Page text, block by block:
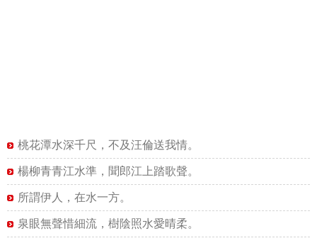
桃花潭水深千尺，不及汪倫送我情。
楊柳青青江水準，聞郎江上踏歌聲。
所謂伊人，在水一方。
泉眼無聲惜細流，樹陰照水愛晴柔。